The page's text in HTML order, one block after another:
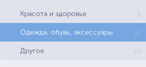
3
Красота и здоровье
11
Одежда, обувь, аксессуары
20
Другое